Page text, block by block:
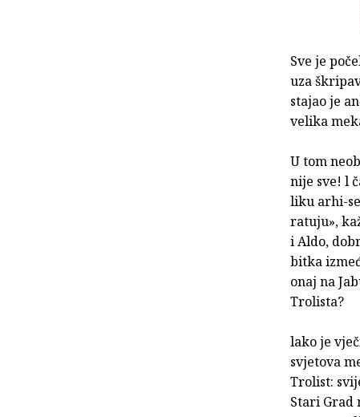
Sve je
uza
stajao je
velika
U tom
nije sve! l
liku arhi-
ratuju»,
i Aldo,
bitka
onaj na
Trolista?
lako je
svjetova
Trolist:
Stari Grad